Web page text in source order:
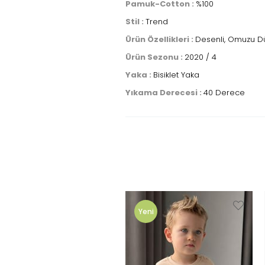
Pamuk-Cotton : %100
Stil : Trend
Ürün Özellikleri : Desenli, Omuzu
Ürün Sezonu : 2020 / 4
Yaka : Bisiklet Yaka
Yıkama Derecesi : 40 Derece
Yeni